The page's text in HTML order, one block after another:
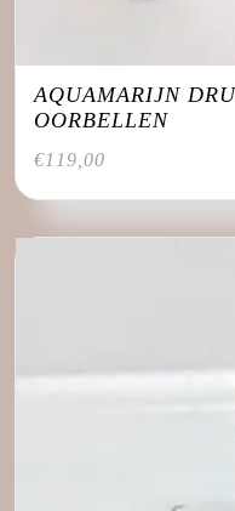
AQUAMARIJN
OORBELLEN
€119,00